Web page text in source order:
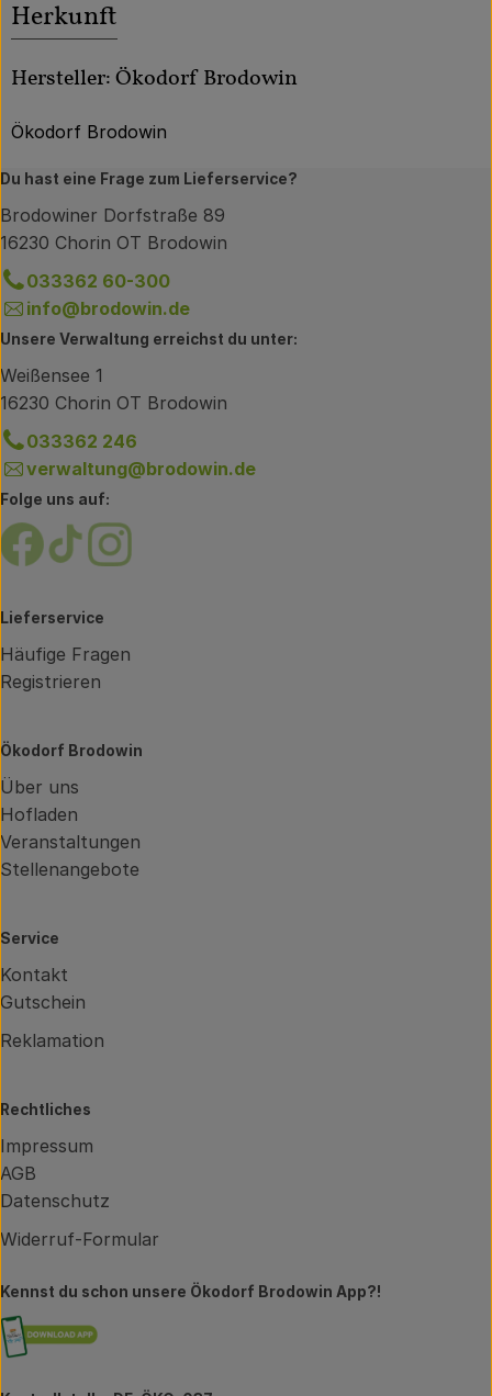
Herkunft
Hersteller: Ökodorf Brodowin
Ökodorf Brodowin
Du hast eine Frage zum Lieferservice?
Brodowiner Dorfstraße 89
16230 Chorin OT Brodowin
033362 60-300
info@brodowin.de
Unsere Verwaltung erreichst du unter:
Weißensee 1
16230 Chorin OT Brodowin
033362 246
verwaltung@brodowin.de
Folge uns auf:
Externer Link zu https://www.facebook.com/
Externer Link zu https://www.tiktok.com/
Externer Link zu https://
Lieferservice
Häufige Fragen
Registrieren
Ökodorf Brodowin
Über uns
Hofladen
Veranstaltungen
Stellenangebote
Service
Kontakt
Gutschein
Reklamation
Rechtliches
Impressum
AGB
Datenschutz
Widerruf-Formular
Kennst du schon unsere Ökodorf Brodowin App?!
Externer Link zu https://brodowin.de/